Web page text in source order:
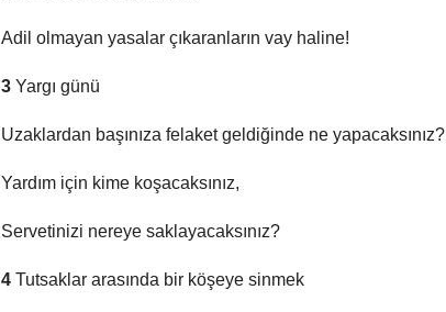
Adil olmayan yasalar çıkaranların vay haline!
3 Yargı günü
Uzaklardan başınıza felaket geldiğinde ne yapacaksınız?
Yardım için kime koşacaksınız,
Servetinizi nereye saklayacaksınız?
4 Tutsaklar arasında bir köşeye sinmek